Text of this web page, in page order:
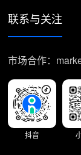
联系与关注
市场合作：
抖音